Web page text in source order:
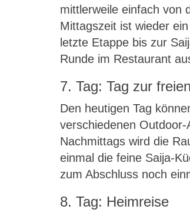
mittlerweile einfach von
Mittagszeit ist wieder
letzte Etappe bis zur
Runde im Restaurant
7. Tag: Tag zur
Den heutigen Tag
verschiedenen
Nachmittags wird die
einmal die feine Saija-
zum Abschluss noch
8. Tag: Heimreise